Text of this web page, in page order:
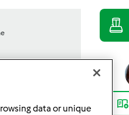
data or unique